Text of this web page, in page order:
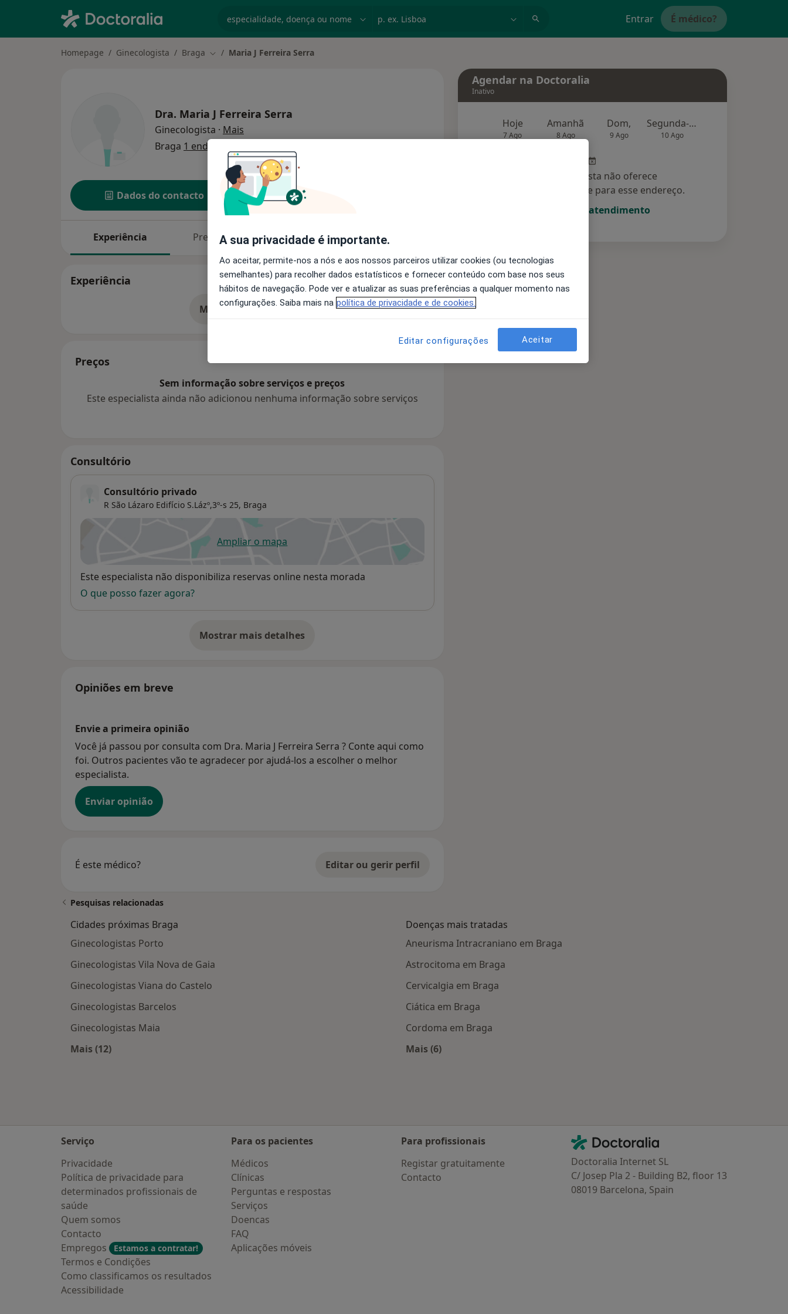
Entrar É médico?
Homepage Ginecologista Braga Mudar de cidade
Maria J Ferreira Serra
Dra. Maria J Ferreira Serra
Ginecologista · Mais
Braga 1 endereço
Dados do contacto Solicite um atendimento
Experiência Preços Consultórios Opiniões
Experiência
Mostrar mais detalhes
Preços
Sem informação sobre serviços e preços
Este especialista ainda não adicionou nenhuma informação sobre serviços
Consultório
Consultório privado
R São Lázaro Edifício S.Lázº,3º-s 25, Braga
Ampliar o mapaabre num novo separador
Disponibilidade
Este especialista não disponibiliza reservas online nesta morada
O que posso fazer agora?
Mostrar mais detalhes
sobre o endereço
Opiniões em breve
Envie a primeira opinião
Você já passou por consulta com Dra. Maria J Ferreira Serra ? Conte aqui como
foi. Outros pacientes vão te agradecer por ajudá-los a escolher o melhor
especialista.
Enviar opinião
É este médico? Editar ou gerir perfil
Agendar na Doctoralia
Inativo
Hoje
7 Ago
Amanhã
8 Ago
Dom,
9 Ago
Segunda-feira
10 Ago
Esse especialista não oferece
agendamento online para esse endereço.
Solicite um atendimento
Pesquisas relacionadas
Cidades próximas Braga
Ginecologistas Porto
Ginecologistas Vila Nova de Gaia
Ginecologistas Viana do Castelo
Ginecologistas Barcelos
Ginecologistas Maia
Mais (12)
Doenças mais tratadas
Aneurisma Intracraniano em Braga
Astrocitoma em Braga
Cervicalgia em Braga
Ciática em Braga
Cordoma em Braga
Mais (6)
Serviço
Privacidade
Política de privacidade para
determinados profissionais de
saúde
Quem somos
Contacto
Empregos
Estamos a contratar!
Termos e Condições
Como classificamos os resultados
Acessibilidade
Para os pacientes
Médicos
Clínicas
Perguntas e respostas
Serviços
Doencas
FAQ
Aplicações móveis
Para profissionais
Registar gratuitamente
Contacto
Contacto
Doctoralia - Homepage
Doctoralia Internet SL
C/ Josep Pla 2 - Building B2, floor 13
08019 Barcelona, Spain
A sua privacidade é importante.
Ao aceitar, permite-nos a nós e aos nossos parceiros utilizar cookies (ou tecnologias
semelhantes) para recolher dados estatísticos e fornecer conteúdo com base nos seus
hábitos de navegação. Pode ver e atualizar as suas preferências a qualquer momento nas
configurações. Saiba mais na política de privacidade e de cookies.
Editar configurações Aceitar